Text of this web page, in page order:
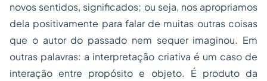
novos sentidos, significados; ou seja, nos apropriamos
dela positivamente para falar de muitas outras coisas
que o autor do passado nem sequer imaginou. Em
outras palavras: a interpretação criativa é um caso de
interação entre propósito e objeto. É produto da